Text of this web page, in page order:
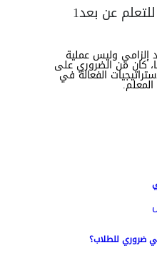
عن بعد1
إلزامي وليس عملية
كان من الضروري على
الفعالة في
ضروري للطلاب؟